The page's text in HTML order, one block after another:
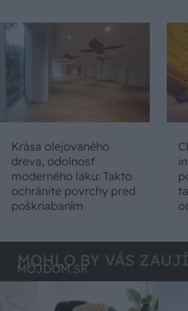
Krása olejovaného
dreva, odolnosť
moderného laku: Takto
ochránite povrchy pred
poškriabaním
MOHLO BY VÁS
MÔJDOM.SK